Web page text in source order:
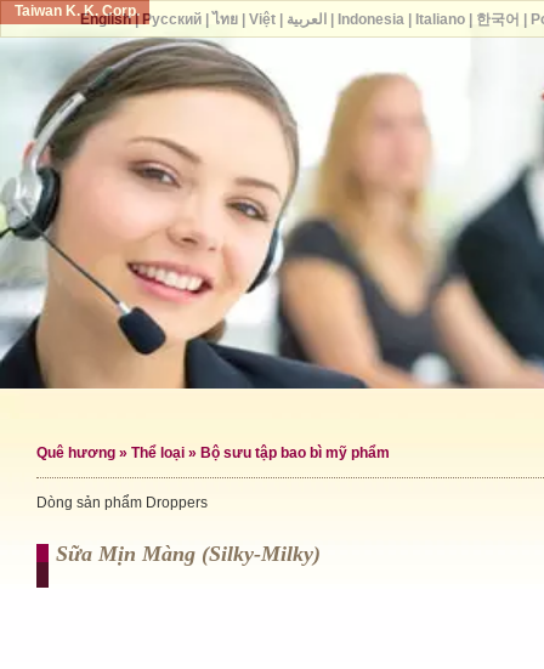
Taiwan K. K. Corp.
Quê hương » Thể loại » Bộ sưu tập bao bì mỹ phẩm
Dòng sản phẩm Droppers
Sữa Mịn Màng (silky-Milky)
English| Русский| ไทย| Việt| العربية Indonesia| Italiano| 한국어